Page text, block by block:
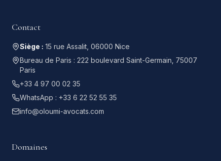
Contact
Siège : 15 rue Assalit, 06000 Nice
Bureau de Paris : 222 boulevard Saint-Germain, 75007
Paris
+33 4 97 00 02 35
WhatsApp : +33 6 22 52 55 35
info@oloumi-avocats.com
Domaines